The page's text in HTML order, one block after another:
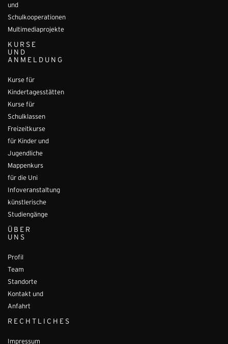
und
Schulkooperationen
Multimediaprojekte
KURSE
UND
ANMELDUNG
Kurse für
Kindertagesstätten
Kurse für
Schulklassen
Freizeitkurse
für Kinder und
Jugendliche
Mappenkurs
für die Uni
Infoveranstaltung
künstlerische
Studiengänge
ÜBER
UNS
Profil
Team
Standorte
Kontakt und
Anfahrt
RECHTLICHES
Impressum